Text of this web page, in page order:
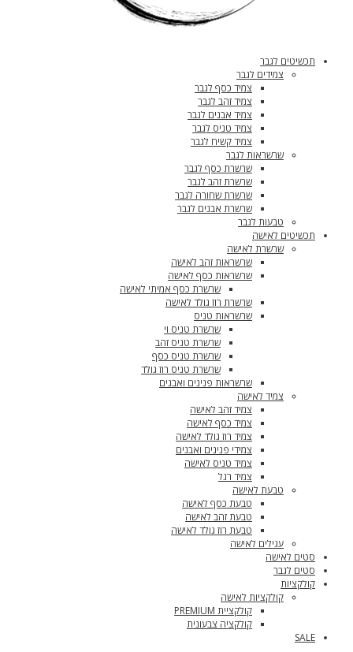
תכשיטים לגבר
צמידים לגבר
צמיד כסף לגבר
צמיד זהב לגבר
צמיד אבנים לגבר
צמיד טניס לגבר
צמיד קשיח לגבר
שרשראות לגבר
שרשרת כסף לגבר
שרשרת זהב לגבר
שרשרת שחורה לגבר
שרשרת אבנים לגבר
טבעות לגבר
תכשיטים לאישה
שרשרת לאישה
שרשראות זהב לאישה
שרשראות כסף לאישה
שרשרת כסף אמיתי לאישה
שרשרת רוז גולד לאישה
שרשראות טניס
שרשרת טניס וי
שרשרת טניס זהב
שרשרת טניס כסף
שרשרת טניס רוז גולד
שרשראות פנינים ואבנים
צמיד לאישה
צמיד זהב לאישה
צמיד כסף לאישה
צמיד רוז גולד לאישה
צמידי פנינים ואבנים
צמיד טניס לאישה
צמיד רגל
טבעת לאישה
טבעת כסף לאישה
טבעת זהב לאישה
טבעת רוז גולד לאישה
עגילים לאישה
סטים לאישה
סטים לגבר
קולקציות
קולקציות לאישה
קולקציית PREMIUM
קולקציה צבעונית
SALE